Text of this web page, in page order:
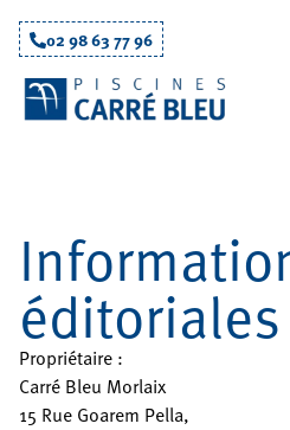
02 98 63 77 96
éditoriales
Propriétaire :
Carré Bleu Morlaix
15 Rue Goarem Pella,